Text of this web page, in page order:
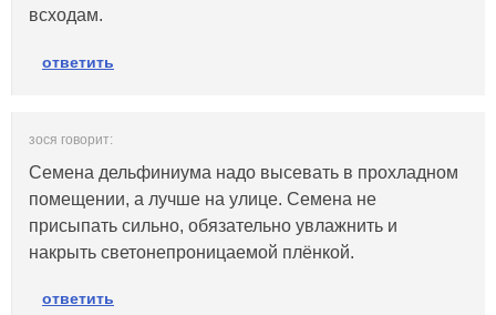
всходам.
ответить
зося говорит:
Семена дельфиниума надо высевать в прохладном
помещении, а лучше на улице. Семена не
присыпать сильно, обязательно увлажнить и
накрыть светонепроницаемой плёнкой.
ответить